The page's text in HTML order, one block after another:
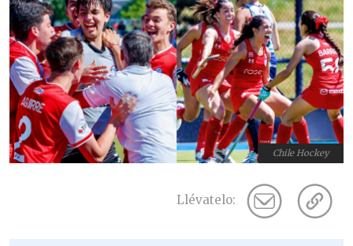
Chile Hockey
Llévatelo: